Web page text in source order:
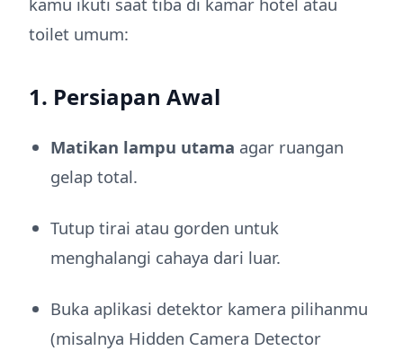
toilet umum:
1. Persiapan Awal
Matikan lampu utama agar ruangan
gelap total.
Tutup tirai atau gorden untuk
menghalangi cahaya dari luar.
Buka aplikasi detektor kamera pilihanmu
(misalnya Hidden Camera Detector